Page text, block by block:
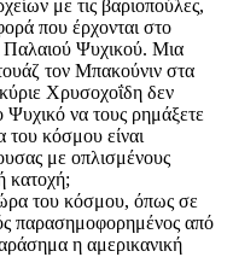
με τις βαριοπούλες,
που έρχονται στο
Παλαιού Ψυχικού. Μια
τον Μπακούνιν στα
Χρυσοχοΐδη δεν
να τους ρημάξετε
κόσμου είναι
με οπλισμένους
κατοχή;
του κόσμου, όπως σε
παρασημοφορημένος από
η αμερικανική